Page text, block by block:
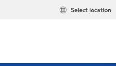
Select location